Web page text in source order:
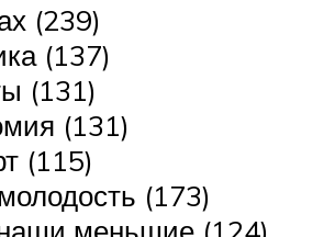
(239)
(137)
(131)
(131)
(115)
(173)